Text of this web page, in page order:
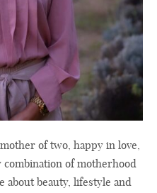
of two, happy in love,
combination of motherhood
about beauty, lifestyle and